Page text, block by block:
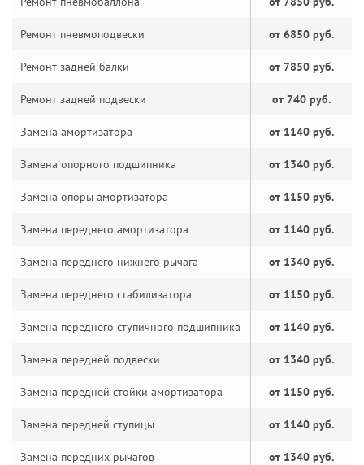
Ремонт пневмоподвески от 6850 руб.
Ремонт задней балки от 7850 руб.
Ремонт задней подвески от 740 руб.
Замена амортизатора от 1140 руб.
Замена опорного подшипника от 1340 руб.
Замена опоры амортизатора от 1150 руб.
Замена переднего амортизатора от 1140 руб.
Замена переднего нижнего рычага от 1340 руб.
Замена переднего стабилизатора от 1150 руб.
Замена переднего ступичного подшипника от 1140 руб.
Замена передней подвески от 1340 руб.
Замена передней стойки амортизатора от 1150 руб.
Замена передней ступицы от 1140 руб.
Замена передних рычагов от 1340 руб.